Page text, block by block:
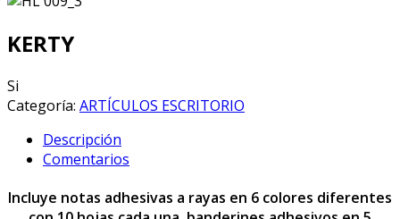
KERTY
Si
Categoría: ARTÍCULOS ESCRITORIO
Descripción
Comentarios
Incluye notas adhesivas a rayas en 6 colores diferentes